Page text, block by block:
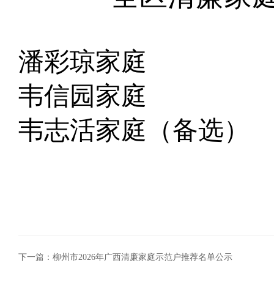
潘彩琼家庭
韦信园家庭
韦志活家庭 （备选）
下一篇：柳州市2026年广西清廉家庭示范户推荐名单公示